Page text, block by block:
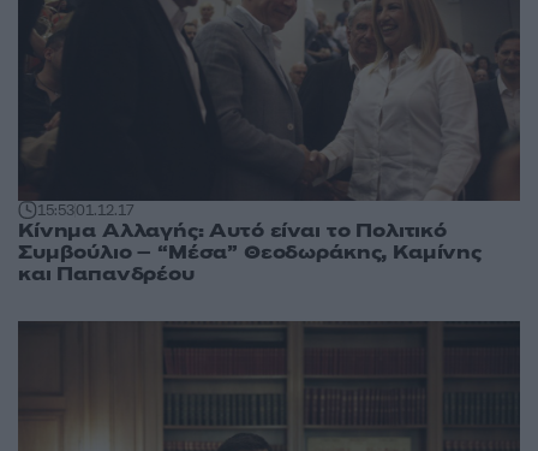
15:5301.12.17
Κίνημα Αλλαγής: Αυτό είναι το Πολιτικό
Συμβούλιο – “Μέσα” Θεοδωράκης, Καμίνης
και Παπανδρέου